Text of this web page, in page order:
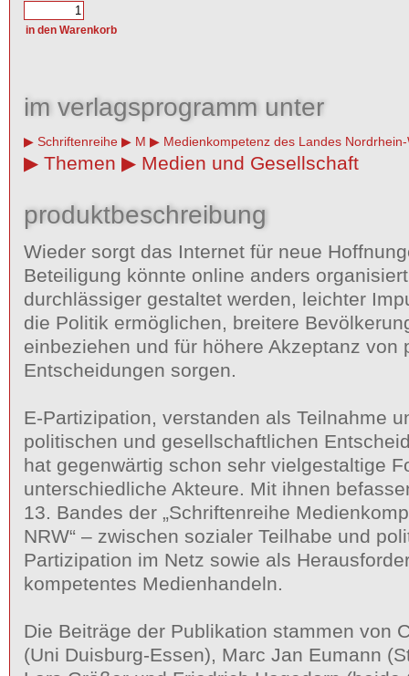
im verlagsprogramm unter
Schriftenreihe M Medienkompetenz des Landes
Themen Medien und Gesellschaft
produktbeschreibung
Wieder sorgt das Internet für neue
Beteiligung könnte online anders
durchlässiger gestaltet werden, leichter
die Politik ermöglichen, breitere
einbeziehen und für höhere Akzeptanz von
Entscheidungen sorgen.
E-Partizipation, verstanden als Teilnahme
politischen und gesellschaftlichen
hat gegenwärtig schon sehr vielgestaltige
unterschiedliche Akteure. Mit ihnen
13. Bandes der „Schriftenreihe
NRW“ – zwischen sozialer Teilhabe und
Partizipation im Netz sowie als
kompetentes Medienhandeln.
Die Beiträge der Publikation stammen von
(Uni Duisburg-Essen), Marc Jan Eumann